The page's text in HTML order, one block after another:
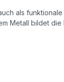
als
Metall bildet die